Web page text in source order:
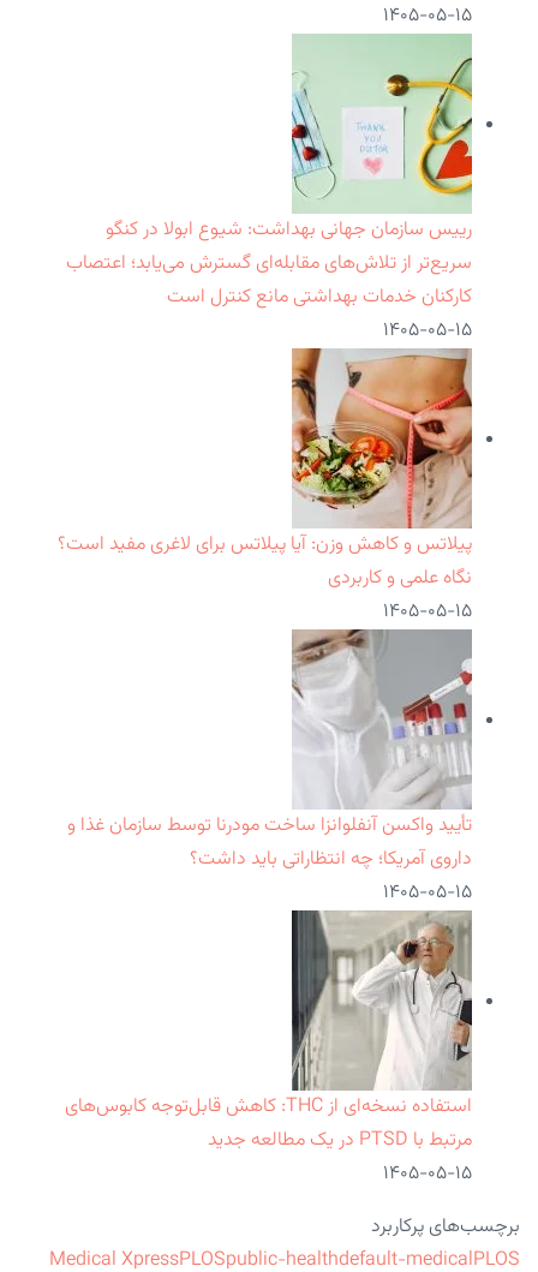
۱۴۰۵-۰۵-۱۵
رییس سازمان جهانی بهداشت: شیوع ابولا در کنگو
سریع‌تر از تلاش‌های مقابله‌ای گسترش می‌یابد؛ اعتصاب
کارکنان خدمات بهداشتی مانع کنترل است
۱۴۰۵-۰۵-۱۵
پیلاتس و کاهش وزن: آیا پیلاتس برای لاغری مفید است؟
نگاه علمی و کاربردی
۱۴۰۵-۰۵-۱۵
تأیید واکسن آنفلوانزا ساخت مودرنا توسط سازمان غذا و
داروی آمریکا؛ چه انتظاراتی باید داشت؟
۱۴۰۵-۰۵-۱۵
استفاده نسخه‌ای از THC: کاهش قابل‌توجه کابوس‌های
مرتبط با PTSD در یک مطالعه جدید
۱۴۰۵-۰۵-۱۵
برچسب‌های پرکاربرد
Medical XpressPLOSpublic-healthdefault-medicalPLOS